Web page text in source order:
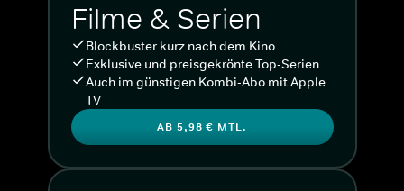
Filme & Serien
Blockbuster kurz nach dem Kino
Exklusive und preisgekrönte Top-Serien
Auch im günstigen Kombi-Abo mit Apple
TV
AB 5,98 € MTL.